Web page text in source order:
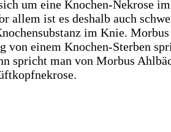
um eine Knochen-Nekrose
allem ist es deshalb auch
im Knie.
von einem Knochen-Sterben
spricht man von Morbus